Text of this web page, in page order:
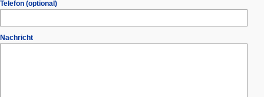
Telefon (optional)
Nachricht